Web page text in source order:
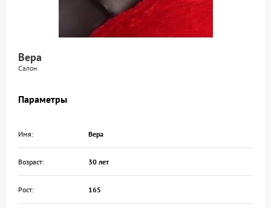
Вера
Салон
Параметры
Имя: Вера
Возраст: 30 лет
Рост: 165